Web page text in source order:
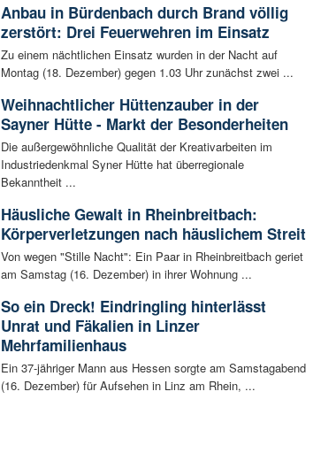
Anbau in Bürdenbach durch Brand völlig
zerstört: Drei Feuerwehren im Einsatz
Zu einem nächtlichen Einsatz wurden in der Nacht auf
Montag (18. Dezember) gegen 1.03 Uhr zunächst zwei ...
Weihnachtlicher Hüttenzauber in der
Sayner Hütte - Markt der Besonderheiten
Die außergewöhnliche Qualität der Kreativarbeiten im
Industriedenkmal Syner Hütte hat überregionale
Bekanntheit ...
Häusliche Gewalt in Rheinbreitbach:
Körperverletzungen nach häuslichem Streit
Von wegen "Stille Nacht": Ein Paar in Rheinbreitbach geriet
am Samstag (16. Dezember) in ihrer Wohnung ...
So ein Dreck! Eindringling hinterlässt
Unrat und Fäkalien in Linzer
Mehrfamilienhaus
Ein 37-jähriger Mann aus Hessen sorgte am Samstagabend
(16. Dezember) für Aufsehen in Linz am Rhein, ...